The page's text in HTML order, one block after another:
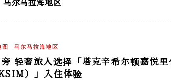
马尔马拉海地区
马尔马拉海地区
轻奢旅人选择「塔克辛希尔顿嘉悦
）」入住体验